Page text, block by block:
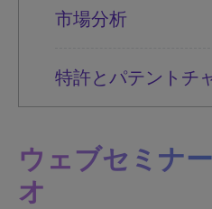
市場分析
特許とパテントチ
ウェブセミナ
オ